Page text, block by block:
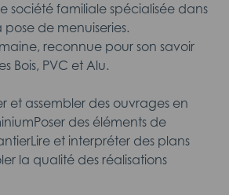
société familiale spécialisée dans
de menuiseries.
reconnue pour son savoir
Bois, PVC et Alu.
et assembler des ouvrages en
des éléments de
et interpréter des plans
la qualité des réalisations